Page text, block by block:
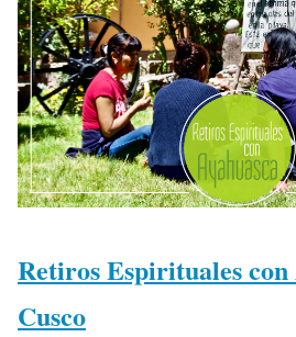
Retiros Espirituales con
Cusco